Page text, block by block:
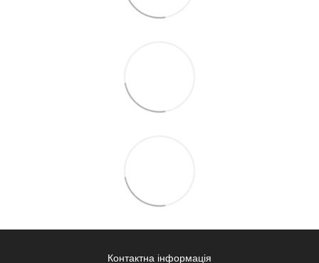
Контактна інформація